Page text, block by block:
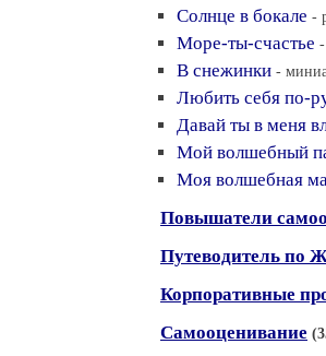
Солнце в бокале -
Море-ты-счастье
В снежинки -
Любить себя по-
Давай ты в меня
Мой волшебный
Моя волшебная
Повышатели
Путеводитель по
Корпоративные
Самооценивание